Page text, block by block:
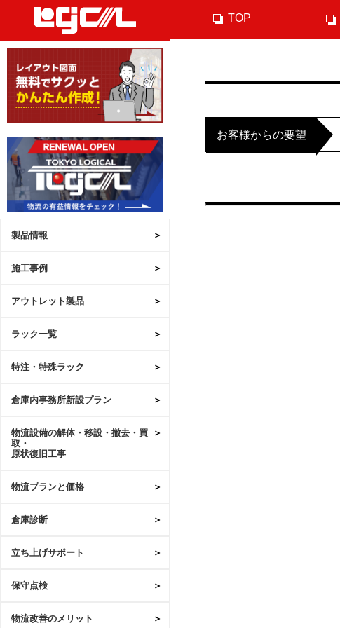
製品情報
施工事例
アウトレット製品
ラック一覧
特注・特殊ラック
倉庫内事務所新設プラン
物流設備の解体・移設・撤去・買
取・
原状復旧工事
物流プランと価格
倉庫診断
立ち上げサポート
保守点検
物流改善のメリット
TOP
お客様からの要望